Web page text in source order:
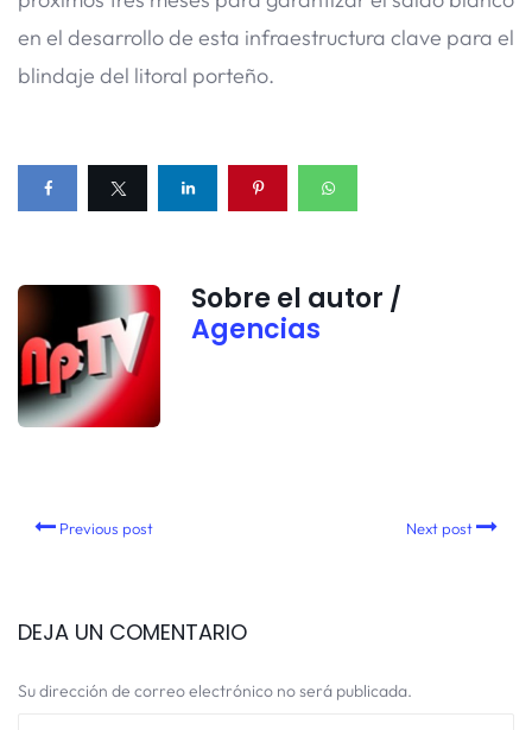
en el desarrollo de esta infraestructura clave para el
blindaje del litoral porteño.
Sobre el autor /
Agencias
Previous post Next post
DEJA UN COMENTARIO
Su dirección de correo electrónico no será publicada.